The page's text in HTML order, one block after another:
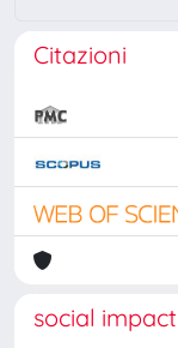
Citazioni
social impact